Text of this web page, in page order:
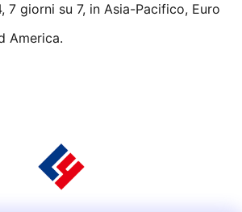
7 giorni su 7, in Asia-Pacifico, Euro
America.